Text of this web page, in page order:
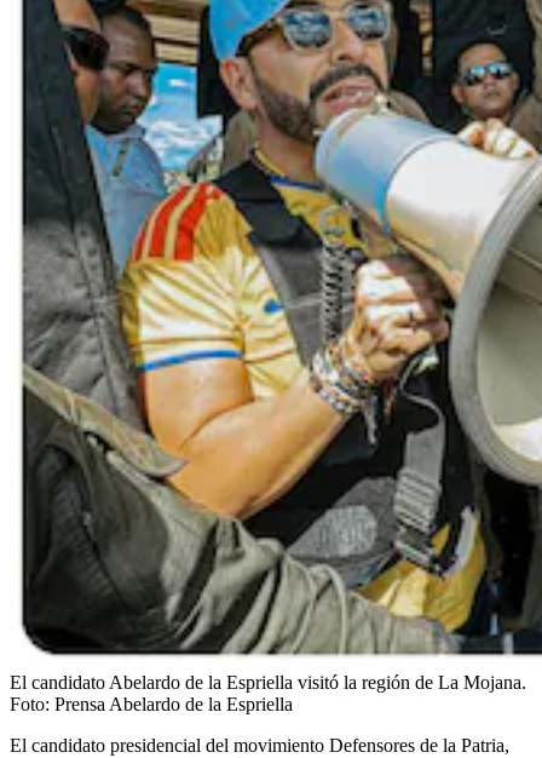
El candidato Abelardo de la Espriella visitó la región de La Mojana.
Foto: Prensa Abelardo de la Espriella
El candidato presidencial del movimiento Defensores de la Patria,